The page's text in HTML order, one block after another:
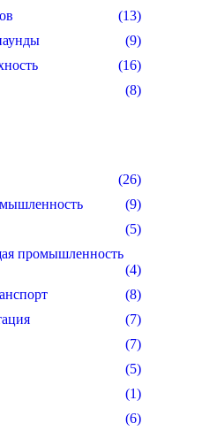
(13)
(9)
(16)
(8)
(26)
(9)
(5)
промышленность
(4)
(8)
(7)
(7)
(5)
(1)
(6)